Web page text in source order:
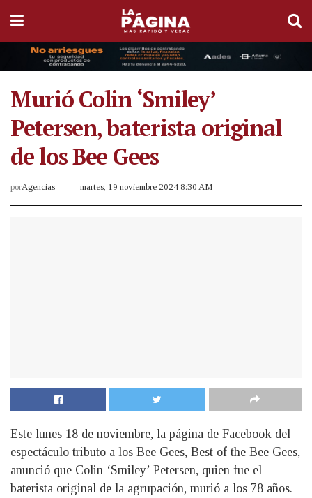
Murió Colin ‘Smiley’
Petersen, baterista original
de los Bee Gees
porAgencias martes, 19 noviembre 2024 8:30 AM
Este lunes 18 de noviembre, la página de Facebook del
espectáculo tributo a los Bee Gees, Best of the Bee Gees,
anunció que Colin ‘Smiley’ Petersen, quien fue el
baterista original de la agrupación, murió a los 78 años.